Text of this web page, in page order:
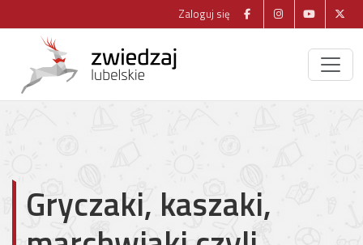
Zaloguj się
Gryczaki, kaszaki,